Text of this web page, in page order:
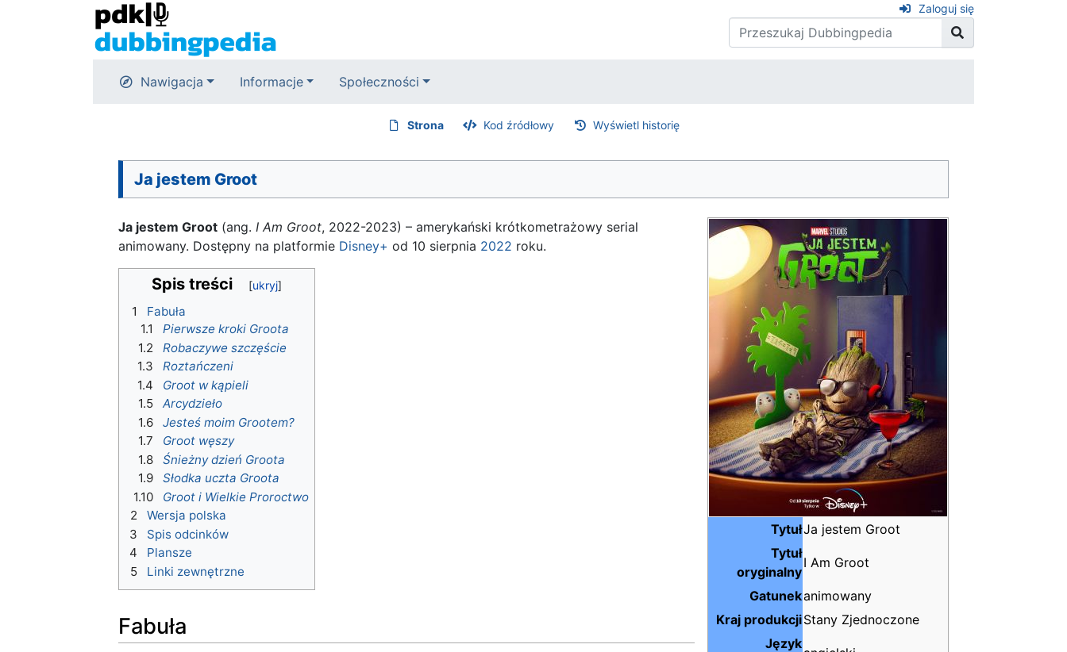
Zaloguj się
Nawigacja Informacje Społeczności
Strona Kod źródłowy Wyświetl historię
Ja jestem Groot
TytułJa jestem Groot
Tytuł
oryginalny
I Am Groot
Gatunekanimowany
Kraj produkcjiStany Zjednoczone
Język
Ja jestem Groot (ang. I Am Groot, 2022-2023) – amerykański krótkometrażowy serial
animowany. Dostępny na platformie Disney+ od 10 sierpnia 2022 roku.
Spis treści
1
Fabuła
1.1
Pierwsze kroki Groota
1.2
Robaczywe szczęście
1.3
Roztańczeni
1.4
Groot w kąpieli
1.5
Arcydzieło
1.6
Jesteś moim Grootem?
1.7
Groot węszy
1.8
Śnieżny dzień Groota
1.9
Słodka uczta Groota
1.10
Groot i Wielkie Proroctwo
2
Wersja polska
3
Spis odcinków
4
Plansze
5
Linki zewnętrzne
Fabuła